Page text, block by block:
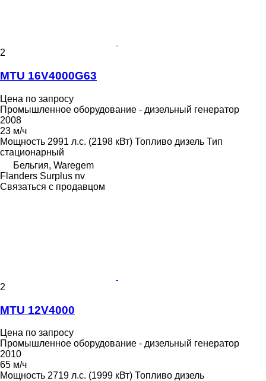
2
MTU 16V4000G63
Цена по запросу
Промышленное оборудование - дизельный генератор
2008
23 м/ч
Мощность 2991 л.с. (2198 кВт) Топливо дизель Тип
стационарный
Бельгия, Waregem
Flanders Surplus nv
Связаться с продавцом
2
MTU 12V4000
Цена по запросу
Промышленное оборудование - дизельный генератор
2010
65 м/ч
Мощность 2719 л.с. (1999 кВт) Топливо дизель